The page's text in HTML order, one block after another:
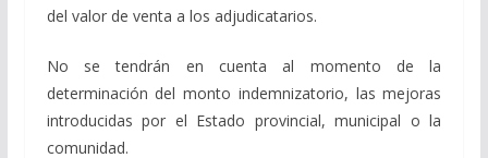
del valor de venta a los adjudicatarios.
No se tendrán en cuenta al momento de la
determinación del monto indemnizatorio, las mejoras
introducidas por el Estado provincial, municipal o la
comunidad.